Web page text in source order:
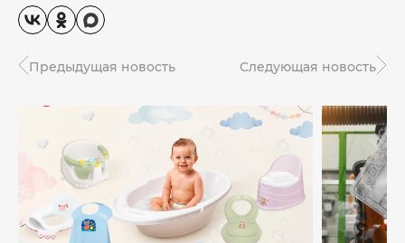
Предыдущая новость Следующая новость